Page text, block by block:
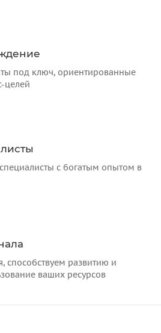
под ключ, ориентированные
целей
с богатым опытом в
развитию и
ваших ресурсов